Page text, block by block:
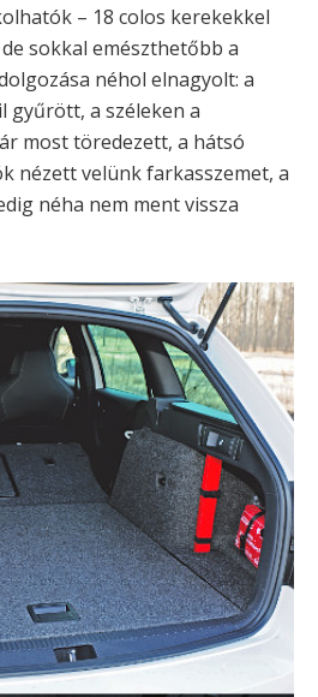
– 18 colos kerekekkel
sokkal emészthetőbb a
néhol elnagyolt: a
gyűrött, a széleken a
most töredezett, a hátsó
nézett velünk farkasszemet, a
néha nem ment vissza